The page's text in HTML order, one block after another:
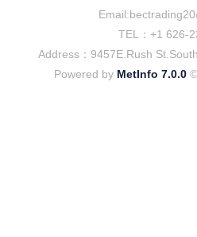
Email:
TEL：+1 626-
Address：9457E.Rush
Powered by MetInfo 7.0.0